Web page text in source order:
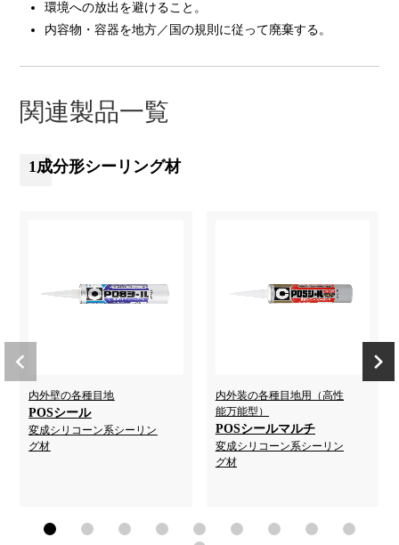
環境への放出を避けること。
内容物・容器を地方／国の規則に従って廃棄する。
関連製品一覧
1成分形シーリング材
内外壁の各種目地
POSシール
変成シリコーン系シーリン
グ材
内外装の各種目地用（高性
能万能型）
POSシールマルチ
変成シリコーン系シーリン
グ材